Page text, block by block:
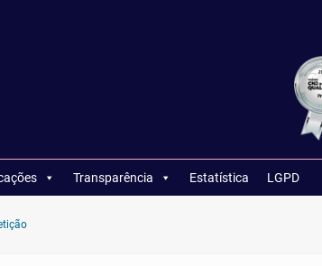
Transparência Estatística LGPD